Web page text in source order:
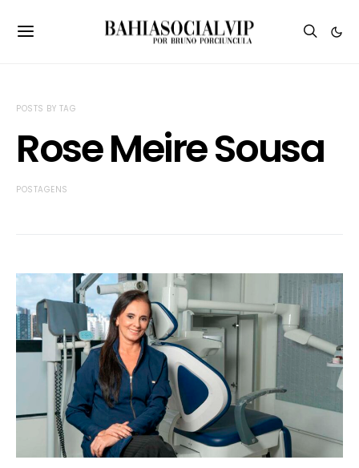
POSTS BY TAG
Rose Meire Sousa
POSTAGENS